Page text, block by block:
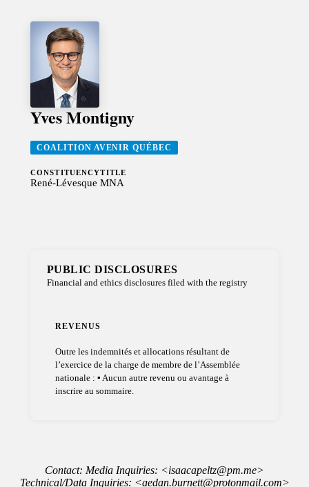
Yves Montigny
COALITION AVENIR QUÉBEC
CONSTITUENCY
René-Lévesque
TITLE
MNA
PUBLIC DISCLOSURES
Financial and ethics disclosures filed with the registry
REVENUS
Outre les indemnités et allocations résultant de
l’exercice de la charge de membre de l’Assemblée
nationale : ▪ Aucun autre revenu ou avantage à
inscrire au sommaire.
Contact: Media Inquiries: <isaacapeltz@pm.me>
Technical/Data Inquiries: <aedan.burnett@protonmail.com>